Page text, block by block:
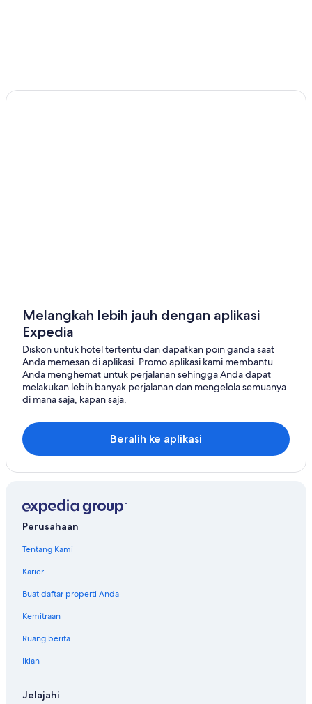
Melangkah lebih jauh dengan aplikasi
Expedia
Diskon untuk hotel tertentu dan dapatkan poin ganda saat
Anda memesan di aplikasi. Promo aplikasi kami membantu
Anda menghemat untuk perjalanan sehingga Anda dapat
melakukan lebih banyak perjalanan dan mengelola semuanya
di mana saja, kapan saja.
Beralih ke aplikasi
Perusahaan
Tentang Kami
Karier
Buat daftar properti Anda
Kemitraan
Ruang berita
Iklan
Jelajahi